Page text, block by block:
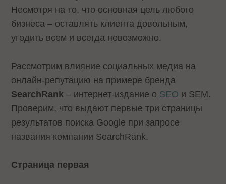
Несмотря на то, что основная цель любого
бизнеса – оставлять клиента довольным,
угодить всем и всегда невозможно.
Рассмотрим влияние социальных медиа на
онлайн-репутацию на примере бренда
SearchRank – интернет-издание о SEO и SEM.
Проверим, что выдают первые три страницы
результатов поиска Google при запросе
названия компании SearchRank.
Страница первая